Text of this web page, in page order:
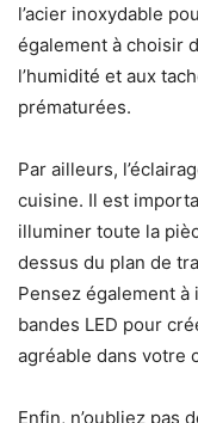
l’acier inoxydable
également à choisir
l’humidité et aux
prématurées.
Par ailleurs,
cuisine. Il est
illuminer toute la
dessus du plan de
Pensez également
bandes LED pour
agréable dans votre
Enfin, n’oubliez pas